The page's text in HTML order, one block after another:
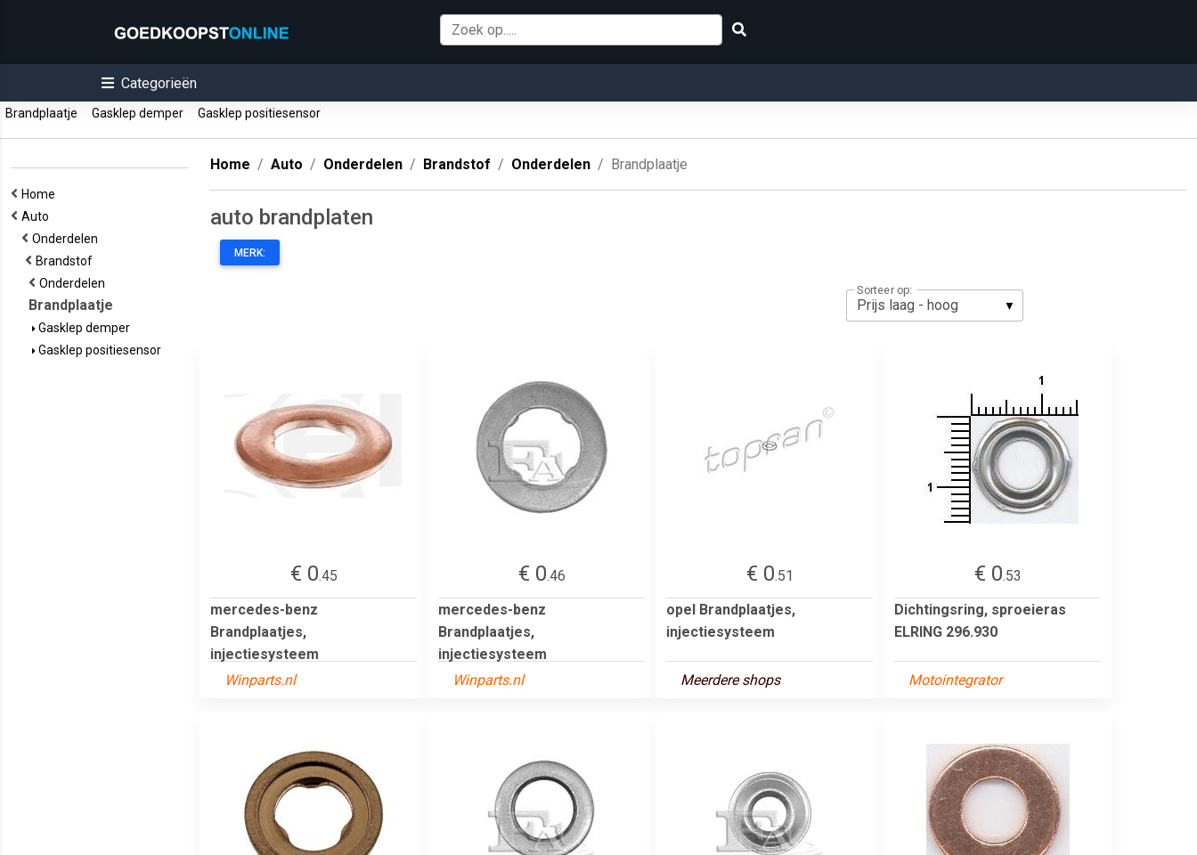
Categorieën
Brandplaatje Gasklep demper Gasklep positiesensor
Home
Auto
Onderdelen
Brandstof
Onderdelen
Brandplaatje
Gasklep demper
Gasklep positiesensor
Home Auto Onderdelen Brandstof Onderdelen Brandplaatje
auto brandplaten
MERK:
Sorteer op:
€ 0.45
mercedes-benz
Brandplaatjes,
injectiesysteem
Winparts.nl
€ 0.46
mercedes-benz
Brandplaatjes,
injectiesysteem
Winparts.nl
€ 0.51
opel Brandplaatjes,
injectiesysteem
Meerdere shops
€ 0.53
Dichtingsring, sproeieras
ELRING 296.930
Motointegrator